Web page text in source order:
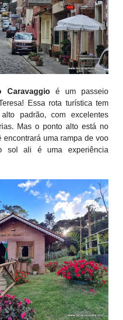
Caravaggioé um passeio
Essa rota turística tem
padrão, com excelentes
Mas o ponto alto está no
encontrará uma rampa de voo
sol ali é uma experiência